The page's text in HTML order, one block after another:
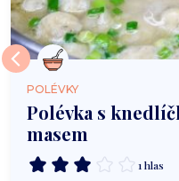
POLÉVKY
Polévka s
masem
1 hlas